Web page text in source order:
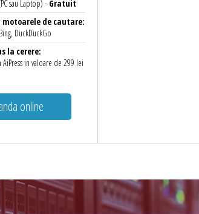
sau Laptop) - Gratuit
motoarele de cautare:
DuckDuckGo
la cerere:
in valoare de 299 lei
online